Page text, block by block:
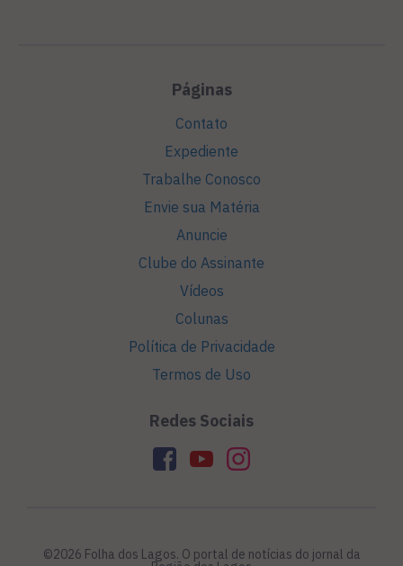
Páginas
Contato
Expediente
Trabalhe Conosco
Envie sua Matéria
Anuncie
Clube do Assinante
Vídeos
Colunas
Política de Privacidade
Termos de Uso
Redes Sociais
©2026 Folha dos Lagos. O portal de notícias do jornal da